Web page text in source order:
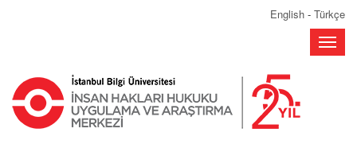
English - Türkçe
Toggle